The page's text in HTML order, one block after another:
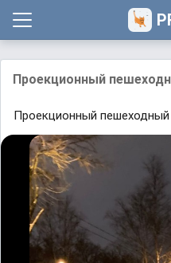
Проекционный
Проекционный